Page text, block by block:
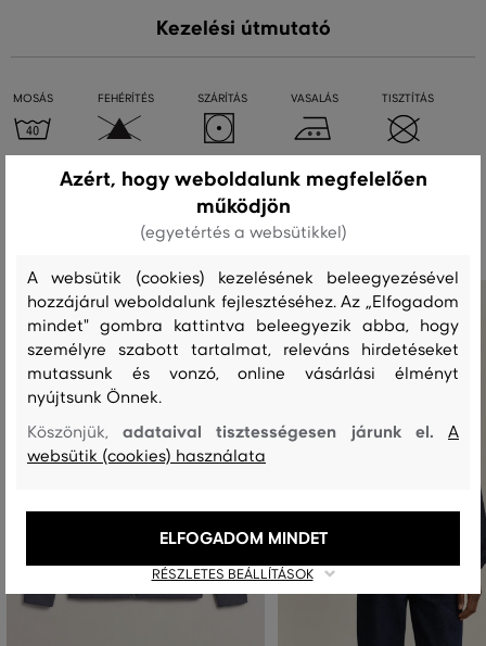
Kezelési útmutató
MOSÁS FEHÉRÍTÉS SZÁRÍTÁS VASALÁS TISZTÍTÁS
Ajánlott termékek
Azért, hogy weboldalunk megfelelően
működjön
(egyetértés a websütikkel)
A websütik (cookies) kezelésének beleegyezésével
hozzájárul weboldalunk fejlesztéséhez. Az „Elfogadom
mindet" gombra kattintva beleegyezik abba, hogy
személyre szabott tartalmat, releváns hirdetéseket
mutassunk és vonzó, online vásárlási élményt
nyújtsunk Önnek.
Köszönjük,adataival tisztességesen járunk el.A
websütik (cookies) használata
RÉSZLETES BEÁLLÍTÁSOK
ELFOGADOM MINDET